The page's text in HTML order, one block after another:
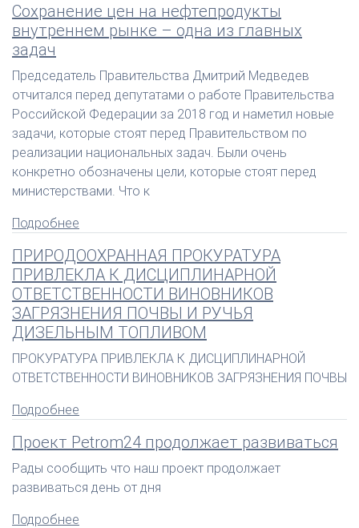
Сохранение цен на нефтепродукты
внутреннем рынке – одна из главных
задач
Председатель Правительства Дмитрий Медведев
отчитался перед депутатами о работе Правительства
Российской Федерации за 2018 год и наметил новые
задачи, которые стоят перед Правительством по
реализации национальных задач. Были очень
конкретно обозначены цели, которые стоят перед
министерствами. Что к
Подробнее
ПРИРОДООХРАННАЯ ПРОКУРАТУРА
ПРИВЛЕКЛА К ДИСЦИПЛИНАРНОЙ
ОТВЕТСТВЕННОСТИ ВИНОВНИКОВ
ЗАГРЯЗНЕНИЯ ПОЧВЫ И РУЧЬЯ
ДИЗЕЛЬНЫМ ТОПЛИВОМ
ПРОКУРАТУРА ПРИВЛЕКЛА К ДИСЦИПЛИНАРНОЙ
ОТВЕТСТВЕННОСТИ ВИНОВНИКОВ ЗАГРЯЗНЕНИЯ ПОЧВЫ
Подробнее
Проект Petrom24 продолжает развиваться
Рады сообщить что наш проект продолжает
развиваться день от дня
Подробнее